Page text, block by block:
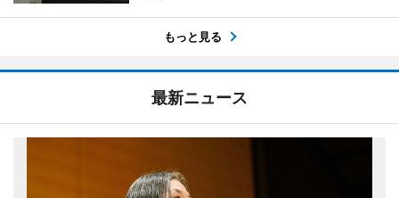
もっと見る
最新ニュース